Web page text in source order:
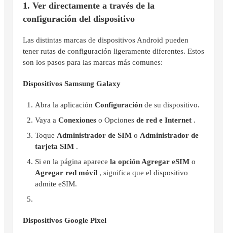
1. Ver directamente a través de la
configuración del dispositivo
Las distintas marcas de dispositivos Android pueden
tener rutas de configuración ligeramente diferentes. Estos
son los pasos para las marcas más comunes:
Dispositivos Samsung Galaxy
Abra la aplicación Configuración de su dispositivo.
Vaya a Conexiones o Opciones de red e Internet .
Toque Administrador de SIM o Administrador de
tarjeta SIM .
Si en la página aparece la opción Agregar eSIM o
Agregar red móvil , significa que el dispositivo
admite eSIM.
Dispositivos Google Pixel